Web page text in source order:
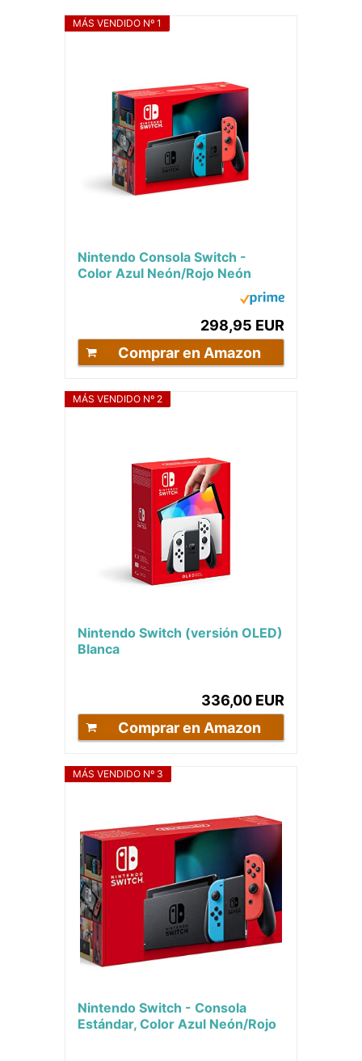
MÁS VENDIDO Nº 1
Nintendo Consola Switch -
Color Azul Neón/Rojo Neón
298,95 EUR
Comprar en Amazon
MÁS VENDIDO Nº 2
Nintendo Switch (versión OLED)
Blanca
336,00 EUR
Comprar en Amazon
MÁS VENDIDO Nº 3
Nintendo Switch - Consola
Estándar, Color Azul Neón/Rojo